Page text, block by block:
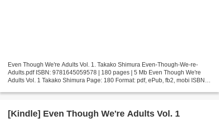
Even Though We're Adults Vol. 1. Takako Shimura Even-Though-We-re-
Adults.pdf ISBN: 9781645059578 | 180 pages | 5 Mb Even Though We're
Adults Vol. 1 Takako Shimura Page: 180 Format: pdf, ePub, fb2, mobi ISBN:
[Kindle] Even Though We're Adults Vol. 1